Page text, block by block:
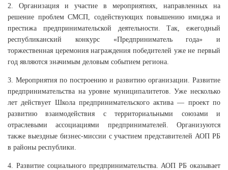
2. Организация и участие в мероприятиях, направленных на
решение проблем СМСП, содействующих повышению имиджа и
престижа предпринимательской деятельности. Так, ежегодный
республиканский конкурс «Предприниматель года» и
торжественная церемония награждения победителей уже не первый
год являются значимым деловым событием региона.
3. Мероприятия по построению и развитию организации. Развитие
предпринимательства на уровне муниципалитетов. Уже несколько
лет действует Школа предпринимательского актива — проект по
развитию взаимодействия с территориальными союзами и
отраслевыми ассоциациями предпринимателей. Организуются
также выездные бизнес-миссии с участием представителей АОП РБ
в районы республики.
4. Развитие социального предпринимательства. АОП РБ оказывает